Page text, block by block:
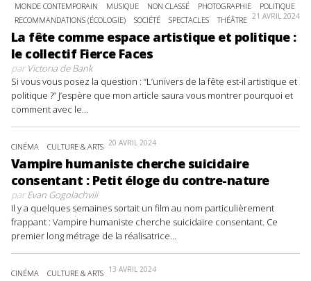
MONDE CONTEMPORAIN
MUSIQUE NON CLASSÉ PHOTOGRAPHIE
POLITIQUE
RECOMMANDATIONS (ÉCOLOGIE)
SOCIÉTÉ SPECTACLES THÉÂTRE 21 AVRIL 2024
La fête comme espace artistique et politique :
le collectif Fierce Faces
parVictoria de Bank
Si vous vous posez la question : “L’univers de la fête est-il artistique et
politique ?” J’espère que mon article saura vous montrer pourquoi et
comment avec le...
CINÉMA CULTURE & ARTS 20 AVRIL 2024
Vampire humaniste cherche suicidaire
consentant : Petit éloge du contre-nature
parEvan Gogolachvili
Il y a quelques semaines sortait un film au nom particulièrement
frappant : Vampire humaniste cherche suicidaire consentant. Ce
premier long métrage de la réalisatrice...
CINÉMA CULTURE & ARTS 13 AVRIL 2024